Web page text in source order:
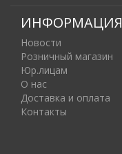
ИНФОРМАЦИЯ
Новости
Розничный магазин
Юр.лицам
О нас
Доставка и оплата
Контакты